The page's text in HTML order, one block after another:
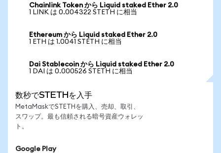
Chainlink Token から Liquid staked Ether 2.0
1 LINK は 0.004322 STETH に相当
Ethereum から Liquid staked Ether 2.0
1 ETH は 1.0041 STETH に相当
Dai Stablecoin から Liquid staked Ether 2.0
1 DAI は 0.000526 STETH に相当
数秒でSTETHを入手
MetaMaskでSTETHを購入、売却、取引、
スワップ。最も信頼される暗号資産ウォレッ
ト。
Google Play